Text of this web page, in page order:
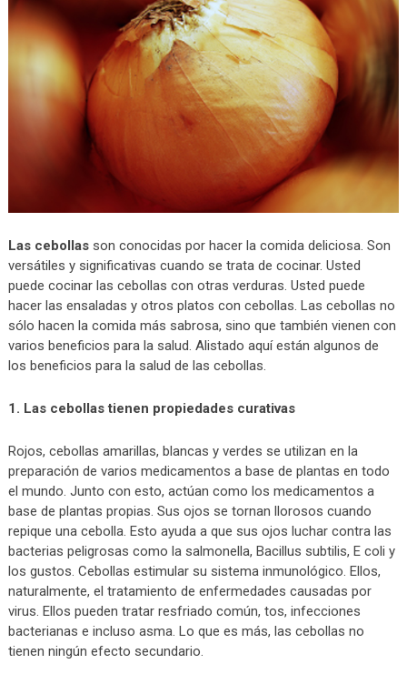
Las cebollasson conocidas por hacer la comida deliciosa. Son
versátiles y significativas cuando se trata de cocinar. Usted
puede cocinar las cebollas con otras verduras. Usted puede
hacer las ensaladas y otros platos con cebollas. Las cebollas no
sólo hacen la comida más sabrosa, sino que también vienen con
varios beneficios para la salud. Alistado aquí están algunos de
los beneficios para la salud de las cebollas.
1. Las cebollas tienen propiedades curativas
Rojos, cebollas amarillas, blancas y verdes se utilizan en la
preparación de varios medicamentos a base de plantas en todo
el mundo. Junto con esto, actúan como los medicamentos a
base de plantas propias. Sus ojos se tornan llorosos cuando
repique una cebolla. Esto ayuda a que sus ojos luchar contra las
bacterias peligrosas como la salmonella, Bacillus subtilis, E coli y
los gustos. Cebollas estimular su sistema inmunológico. Ellos,
naturalmente, el tratamiento de enfermedades causadas por
virus. Ellos pueden tratar resfriado común, tos, infecciones
bacterianas e incluso asma. Lo que es más, las cebollas no
tienen ningún efecto secundario.